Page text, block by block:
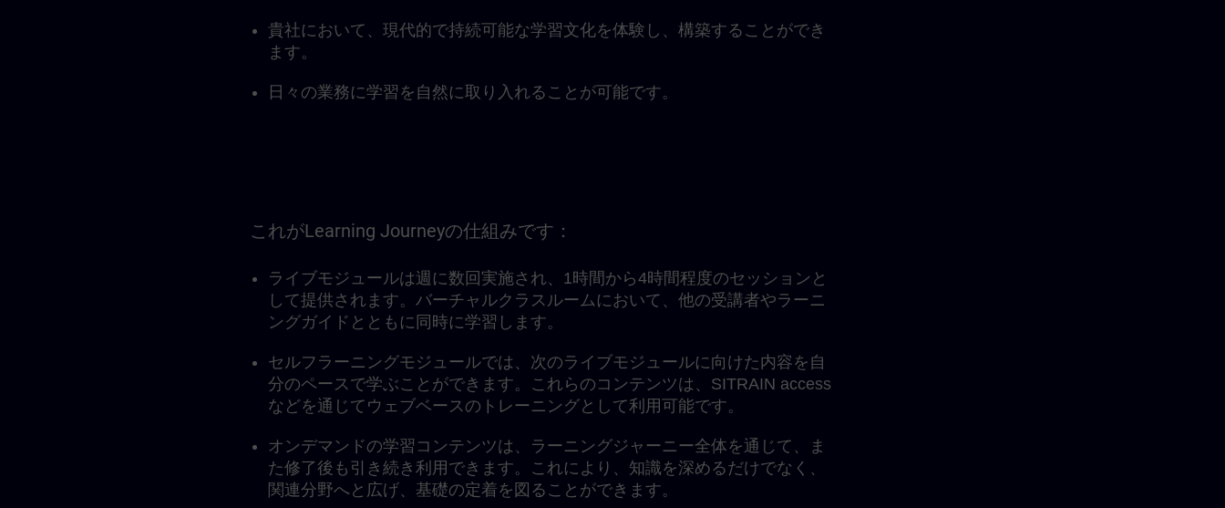
貴社において、現代的で持続可能な学習文化を体験し、構築することができ
ます。
日々の業務に学習を自然に取り入れることが可能です。
これがLearning Journeyの仕組みです：
ライブモジュールは週に数回実施され、1時間から4時間程度のセッションと
して提供されます。バーチャルクラスルームにおいて、他の受講者やラーニ
ングガイドとともに同時に学習します。
セルフラーニングモジュールでは、次のライブモジュールに向けた内容を自
分のペースで学ぶことができます。これらのコンテンツは、SITRAIN access
などを通じてウェブベースのトレーニングとして利用可能です。
オンデマンドの学習コンテンツは、ラーニングジャーニー全体を通じて、ま
た修了後も引き続き利用できます。これにより、知識を深めるだけでなく、
関連分野へと広げ、基礎の定着を図ることができます。